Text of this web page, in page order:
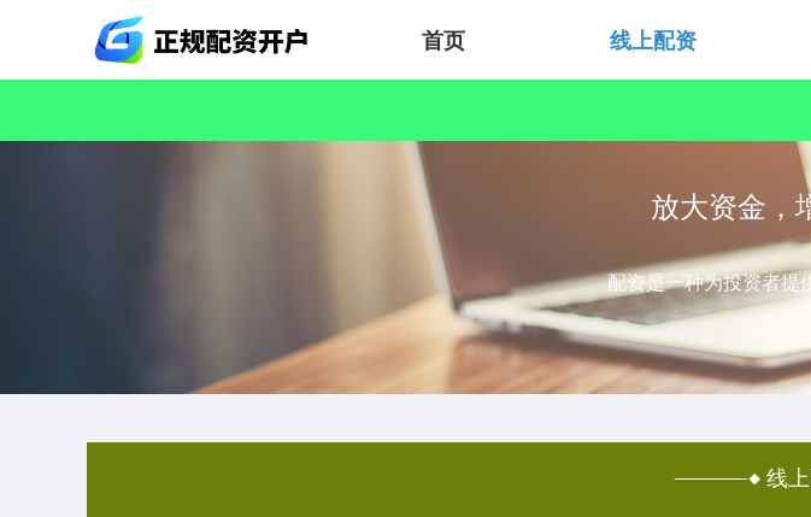
首页 线上配资
放大资金，
配资是一种为投资者提
线